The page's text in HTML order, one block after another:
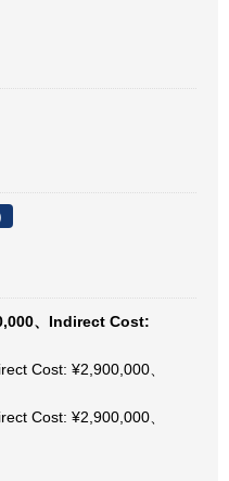
、Indirect Cost:
Cost: ¥2,900,000、
Cost: ¥2,900,000、